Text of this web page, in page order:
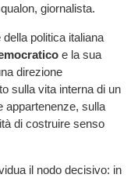
giornalista.
politica italiana
e la sua
direzione
sulla vita interna di un
appartenenze, sulla
di costruire senso
il nodo decisivo: in